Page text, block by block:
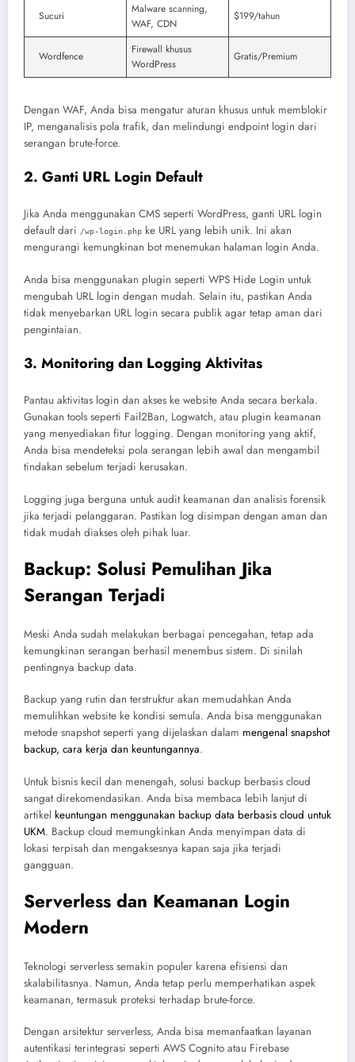
Sucuri
Malware scanning,
WAF, CDN
$199/tahun
Wordfence
Firewall khusus
WordPress
Gratis/Premium
Dengan WAF, Anda bisa mengatur aturan khusus untuk memblokir
IP, menganalisis pola trafik, dan melindungi endpoint login dari
serangan brute-force.
2. Ganti URL Login Default
Jika Anda menggunakan CMS seperti WordPress, ganti URL login
default dari /wp-login.php ke URL yang lebih unik. Ini akan
mengurangi kemungkinan bot menemukan halaman login Anda.
Anda bisa menggunakan plugin seperti WPS Hide Login untuk
mengubah URL login dengan mudah. Selain itu, pastikan Anda
tidak menyebarkan URL login secara publik agar tetap aman dari
pengintaian.
3. Monitoring dan Logging Aktivitas
Pantau aktivitas login dan akses ke website Anda secara berkala.
Gunakan tools seperti Fail2Ban, Logwatch, atau plugin keamanan
yang menyediakan fitur logging. Dengan monitoring yang aktif,
Anda bisa mendeteksi pola serangan lebih awal dan mengambil
tindakan sebelum terjadi kerusakan.
Logging juga berguna untuk audit keamanan dan analisis forensik
jika terjadi pelanggaran. Pastikan log disimpan dengan aman dan
tidak mudah diakses oleh pihak luar.
Backup: Solusi Pemulihan Jika
Serangan Terjadi
Meski Anda sudah melakukan berbagai pencegahan, tetap ada
kemungkinan serangan berhasil menembus sistem. Di sinilah
pentingnya backup data.
Backup yang rutin dan terstruktur akan memudahkan Anda
memulihkan website ke kondisi semula. Anda bisa menggunakan
metode snapshot seperti yang dijelaskan dalam mengenal snapshot
backup, cara kerja dan keuntungannya.
Untuk bisnis kecil dan menengah, solusi backup berbasis cloud
sangat direkomendasikan. Anda bisa membaca lebih lanjut di
artikel keuntungan menggunakan backup data berbasis cloud untuk
UKM. Backup cloud memungkinkan Anda menyimpan data di
lokasi terpisah dan mengaksesnya kapan saja jika terjadi
gangguan.
Serverless dan Keamanan Login
Modern
Teknologi serverless semakin populer karena efisiensi dan
skalabilitasnya. Namun, Anda tetap perlu memperhatikan aspek
keamanan, termasuk proteksi terhadap brute-force.
Dengan arsitektur serverless, Anda bisa memanfaatkan layanan
autentikasi terintegrasi seperti AWS Cognito atau Firebase